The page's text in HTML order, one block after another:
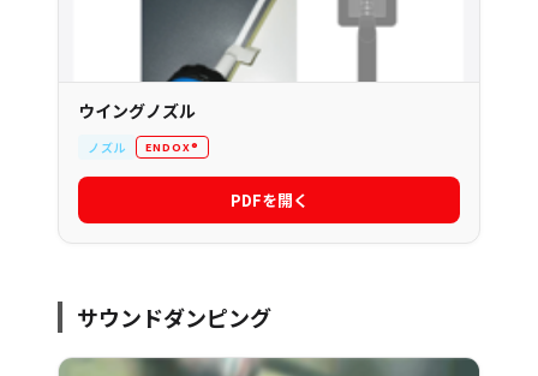
ウイングノズル
ノズル ENDOX®
PDFを開く
サウンドダンピング